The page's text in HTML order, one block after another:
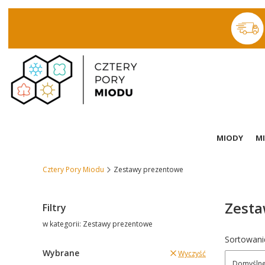
MIODY
Cztery Pory Miodu Zestawy prezentowe
Filtry
w kategorii: Zestawy prezentowe
Wybrane Wyczyść
Lista